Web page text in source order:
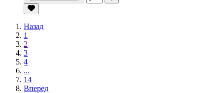
Назад
1
2
3
4
...
14
Вперед